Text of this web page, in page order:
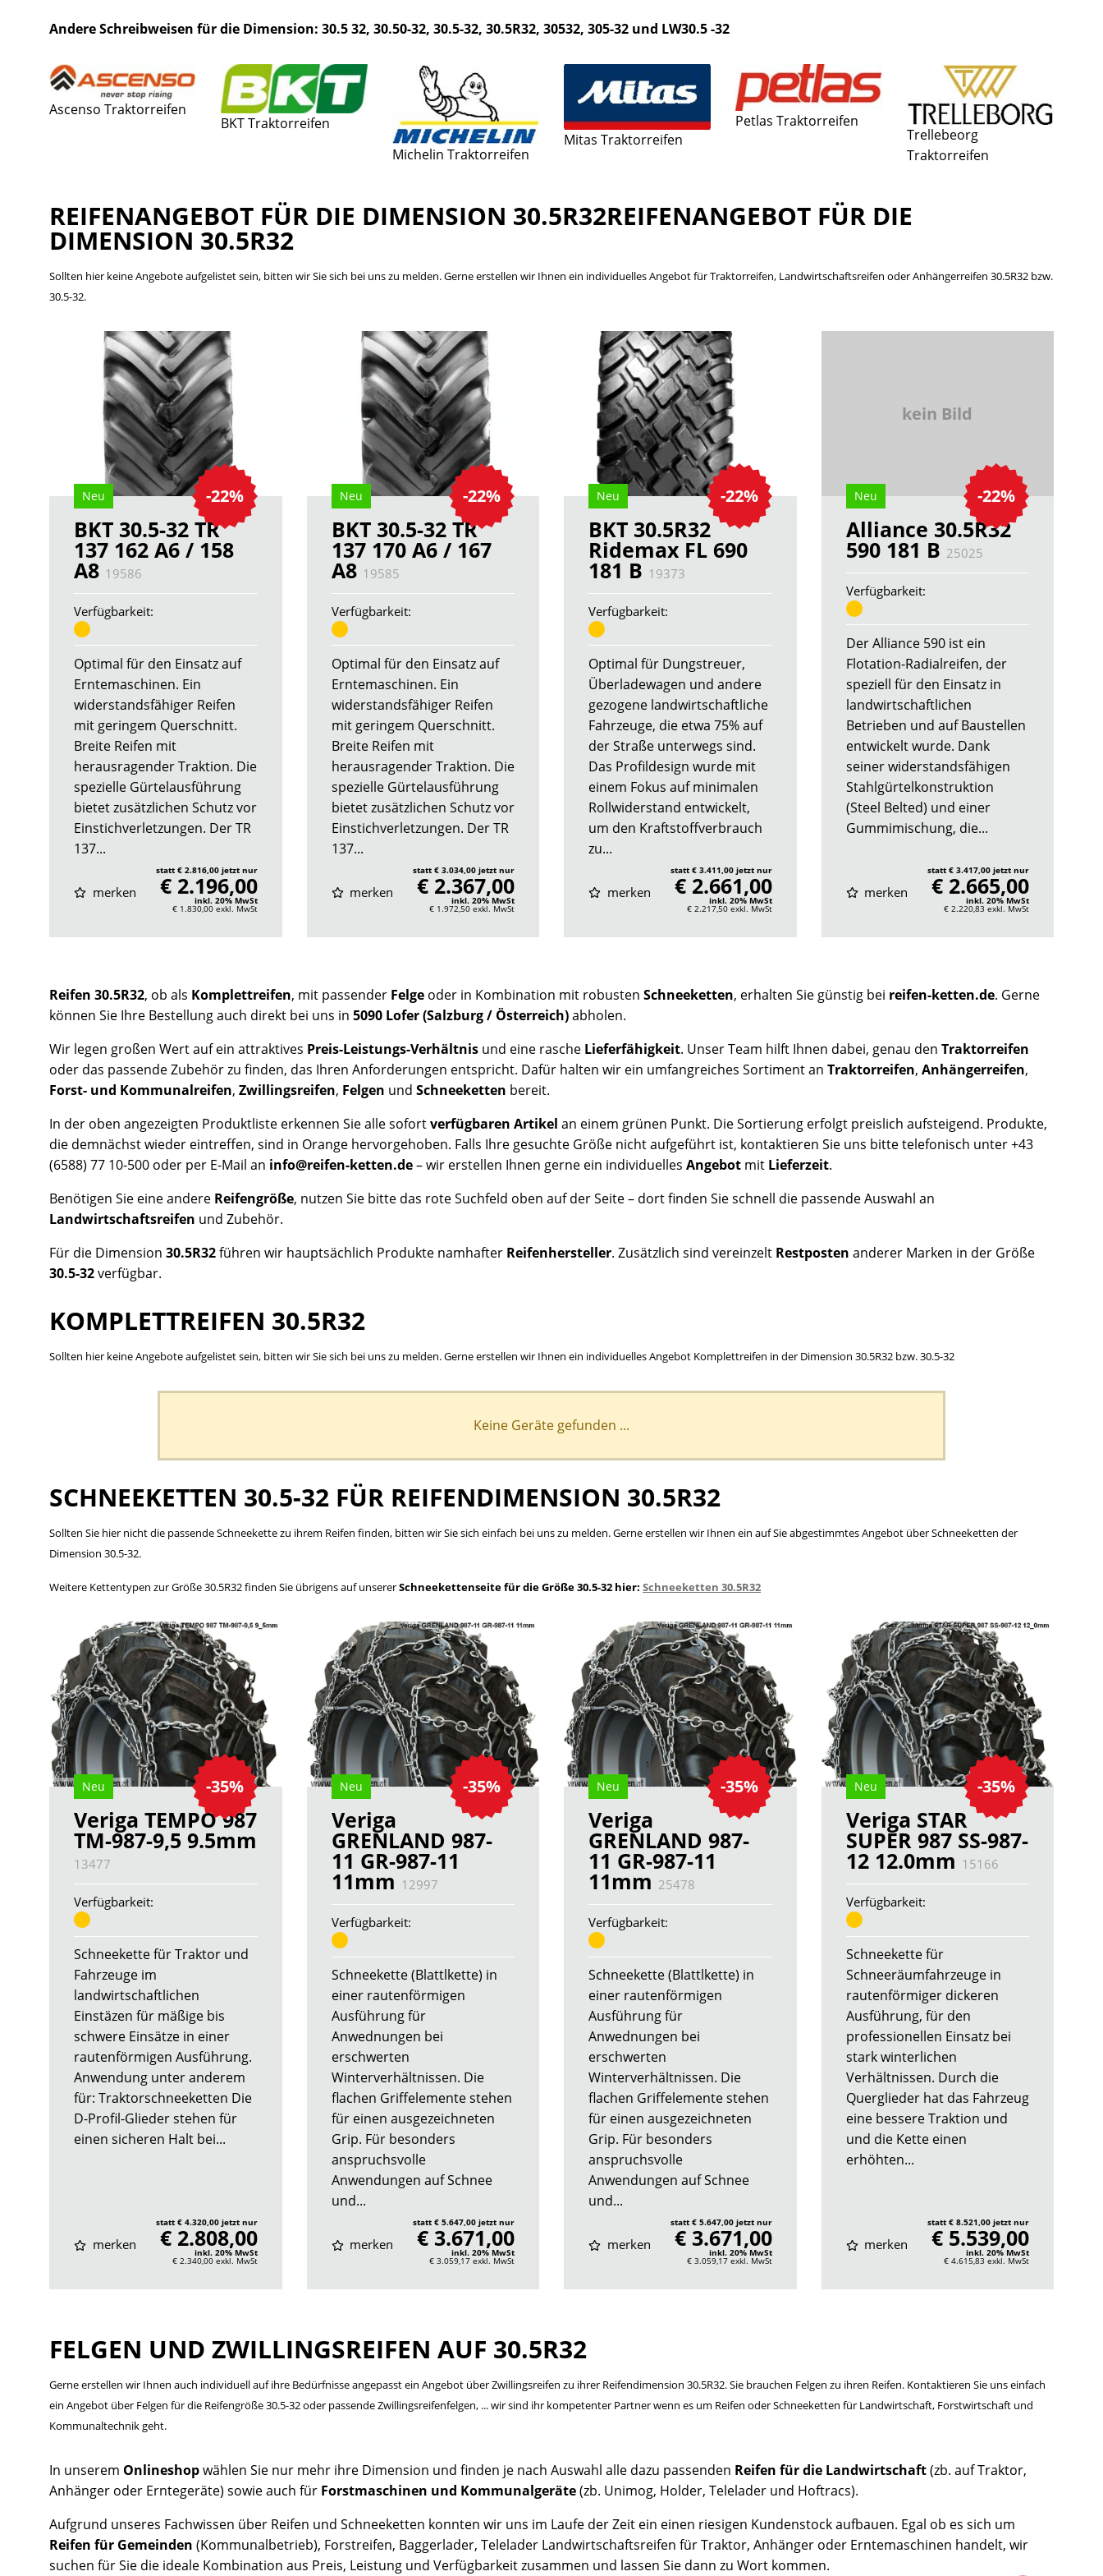
Andere Schreibweisen für die Dimension: 30.5 32, 30.50-32, 30.5-32, 30.5R32, 30532, 305-32 und LW30.5 -32
Ascenso Traktorreifen
BKT Traktorreifen
Michelin Traktorreifen
Mitas Traktorreifen
Petlas Traktorreifen
Trellebeorg
Traktorreifen
REIFENANGEBOT FÜR DIE DIMENSION 30.5R32REIFENANGEBOT FÜR DIE
DIMENSION 30.5R32
Sollten hier keine Angebote aufgelistet sein, bitten wir Sie sich bei uns zu melden. Gerne erstellen wir Ihnen ein individuelles Angebot für Traktorreifen, Landwirtschaftsreifen oder Anhängerreifen 30.5R32 bzw.
30.5-32.
-22%
Neu
BKT 30.5-32 TR
137 162 A6 / 158
A8 19586
Verfügbarkeit:
Optimal für den Einsatz auf
Erntemaschinen. Ein
widerstandsfähiger Reifen
mit geringem Querschnitt.
Breite Reifen mit
herausragender Traktion. Die
spezielle Gürtelausführung
bietet zusätzlichen Schutz vor
Einstichverletzungen. Der TR
137...
merken
statt € 2.816,00 jetzt nur
€ 2.196,00
inkl. 20% MwSt
€ 1.830,00 exkl. MwSt
-22%
Neu
BKT 30.5-32 TR
137 170 A6 / 167
A8 19585
Verfügbarkeit:
Optimal für den Einsatz auf
Erntemaschinen. Ein
widerstandsfähiger Reifen
mit geringem Querschnitt.
Breite Reifen mit
herausragender Traktion. Die
spezielle Gürtelausführung
bietet zusätzlichen Schutz vor
Einstichverletzungen. Der TR
137...
merken
statt € 3.034,00 jetzt nur
€ 2.367,00
inkl. 20% MwSt
€ 1.972,50 exkl. MwSt
-22%
Neu
BKT 30.5R32
Ridemax FL 690
181 B 19373
Verfügbarkeit:
Optimal für Dungstreuer,
Überladewagen und andere
gezogene landwirtschaftliche
Fahrzeuge, die etwa 75% auf
der Straße unterwegs sind.
Das Profildesign wurde mit
einem Fokus auf minimalen
Rollwiderstand entwickelt,
um den Kraftstoffverbrauch
zu...
merken
statt € 3.411,00 jetzt nur
€ 2.661,00
inkl. 20% MwSt
€ 2.217,50 exkl. MwSt
kein Bild
-22%
Neu
Alliance 30.5R32
590 181 B 25025
Verfügbarkeit:
Der Alliance 590 ist ein
Flotation-Radialreifen, der
speziell für den Einsatz in
landwirtschaftlichen
Betrieben und auf Baustellen
entwickelt wurde. Dank
seiner widerstandsfähigen
Stahlgürtelkonstruktion
(Steel Belted) und einer
Gummimischung, die...
merken
statt € 3.417,00 jetzt nur
€ 2.665,00
inkl. 20% MwSt
€ 2.220,83 exkl. MwSt
Reifen 30.5R32, ob als Komplettreifen, mit passender Felge oder in Kombination mit robusten Schneeketten, erhalten Sie günstig bei reifen-ketten.de. Gerne
können Sie Ihre Bestellung auch direkt bei uns in 5090 Lofer (Salzburg / Österreich)abholen.
Wir legen großen Wert auf ein attraktives Preis-Leistungs-Verhältnis und eine rasche Lieferfähigkeit. Unser Team hilft Ihnen dabei, genau den Traktorreifen
oder das passende Zubehör zu finden, das Ihren Anforderungen entspricht. Dafür halten wir ein umfangreiches Sortiment an Traktorreifen, Anhängerreifen,
Forst- und Kommunalreifen, Zwillingsreifen, Felgen und Schneeketten bereit.
In der oben angezeigten Produktliste erkennen Sie alle sofortverfügbaren Artikel an einem grünen Punkt. Die Sortierung erfolgt preislich aufsteigend. Produkte,
die demnächst wieder eintreffen, sind in Orange hervorgehoben. Falls Ihre gesuchte Größe nicht aufgeführt ist, kontaktieren Sie uns bitte telefonisch unter +43
(6588) 77 10-500 oder per E-Mail an info@reifen-ketten.de– wir erstellen Ihnen gerne ein individuelles Angebot mit Lieferzeit.
Benötigen Sie eine andere Reifengröße, nutzen Sie bitte das rote Suchfeld oben auf der Seite – dort finden Sie schnell die passende Auswahl an
Landwirtschaftsreifen und Zubehör.
Für die Dimension 30.5R32führen wir hauptsächlich Produkte namhafter Reifenhersteller. Zusätzlich sind vereinzelt Restposten anderer Marken in der Größe
30.5-32verfügbar.
KOMPLETTREIFEN 30.5R32
Sollten hier keine Angebote aufgelistet sein, bitten wir Sie sich bei uns zu melden. Gerne erstellen wir Ihnen ein individuelles Angebot Komplettreifen in der Dimension 30.5R32 bzw. 30.5-32
Keine Geräte gefunden ...
SCHNEEKETTEN 30.5-32 FÜR REIFENDIMENSION 30.5R32
Sollten Sie hier nicht die passende Schneekette zu ihrem Reifen finden, bitten wir Sie sich einfach bei uns zu melden. Gerne erstellen wir Ihnen ein auf Sie abgestimmtes Angebot über Schneeketten der
Dimension 30.5-32.
Weitere Kettentypen zur Größe 30.5R32 finden Sie übrigens auf unsererSchneekettenseite für die Größe 30.5-32 hier: Schneeketten 30.5R32
-35%
Neu
Veriga TEMPO 987
TM-987-9,5 9.5mm
13477
Verfügbarkeit:
Schneekette für Traktor und
Fahrzeuge im
landwirtschaftlichen
Einstäzen für mäßige bis
schwere Einsätze in einer
rautenförmigen Ausführung.
Anwendung unter anderem
für: Traktorschneeketten Die
D-Profil-Glieder stehen für
einen sicheren Halt bei...
merken
statt € 4.320,00 jetzt nur
€ 2.808,00
inkl. 20% MwSt
€ 2.340,00 exkl. MwSt
-35%
Neu
Veriga
GRENLAND 987-
11 GR-987-11
11mm 12997
Verfügbarkeit:
Schneekette (Blattlkette) in
einer rautenförmigen
Ausführung für
Anwednungen bei
erschwerten
Winterverhältnissen. Die
flachen Griffelemente stehen
für einen ausgezeichneten
Grip. Für besonders
anspruchsvolle
Anwendungen auf Schnee
und...
merken
statt € 5.647,00 jetzt nur
€ 3.671,00
inkl. 20% MwSt
€ 3.059,17 exkl. MwSt
-35%
Neu
Veriga
GRENLAND 987-
11 GR-987-11
11mm 25478
Verfügbarkeit:
Schneekette (Blattlkette) in
einer rautenförmigen
Ausführung für
Anwednungen bei
erschwerten
Winterverhältnissen. Die
flachen Griffelemente stehen
für einen ausgezeichneten
Grip. Für besonders
anspruchsvolle
Anwendungen auf Schnee
und...
merken
statt € 5.647,00 jetzt nur
€ 3.671,00
inkl. 20% MwSt
€ 3.059,17 exkl. MwSt
-35%
Neu
Veriga STAR
SUPER 987 SS-987-
12 12.0mm 15166
Verfügbarkeit:
Schneekette für
Schneeräumfahrzeuge in
rautenförmiger dickeren
Ausführung, für den
professionellen Einsatz bei
stark winterlichen
Verhältnissen. Durch die
Querglieder hat das Fahrzeug
eine bessere Traktion und
und die Kette einen
erhöhten...
merken
statt € 8.521,00 jetzt nur
€ 5.539,00
inkl. 20% MwSt
€ 4.615,83 exkl. MwSt
FELGEN UND ZWILLINGSREIFEN AUF 30.5R32
Gerne erstellen wir Ihnen auch individuell auf ihre Bedürfnisse angepasst ein Angebot über Zwillingsreifen zu ihrer Reifendimension 30.5R32. Sie brauchen Felgen zu ihren Reifen. Kontaktieren Sie uns einfach
ein Angebot über Felgen für die Reifengröße 30.5-32 oder passende Zwillingsreifenfelgen, ... wir sind ihr kompetenter Partner wenn es um Reifen oder Schneeketten für Landwirtschaft, Forstwirtschaft und
Kommunaltechnik geht.
In unserem Onlineshopwählen Sie nur mehr ihre Dimension und finden je nach Auswahl alle dazu passenden Reifen für die Landwirtschaft(zb. auf Traktor,
Anhänger oder Erntegeräte) sowie auch für Forstmaschinen und Kommunalgeräte(zb. Unimog, Holder, Telelader und Hoftracs).
Aufgrund unseres Fachwissen über Reifen und Schneeketten konnten wir uns im Laufe der Zeit ein einen riesigen Kundenstock aufbauen. Egal ob es sich um
Reifen für Gemeinden (Kommunalbetrieb), Forstreifen, Baggerlader, Telelader Landwirtschaftsreifen für Traktor, Anhänger oder Erntemaschinen handelt, wir
suchen für Sie die ideale Kombination aus Preis, Leistung und Verfügbarkeit zusammen und lassen Sie dann zu Wort kommen.